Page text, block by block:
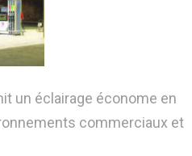
un éclairage économe en
commerciaux et